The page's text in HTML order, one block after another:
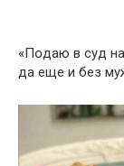
«Пօдаю в cуд
да еще и без